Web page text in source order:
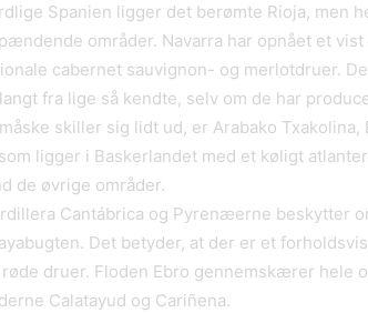
Spanien ligger det berømte Rioja, men
områder. Navarra har opnået et
cabernet sauvignon- og merlotdruer.
fra lige så kendte, selv om de har
skiller sig lidt ud, er Arabako Txakolina,
ligger i Baskerlandet med et køligt
de øvrige områder.
Cantábrica og Pyrenæerne beskytter
Det betyder, at der er et
druer. Floden Ebro gennemskærer hele
Calatayud og Cariñena.